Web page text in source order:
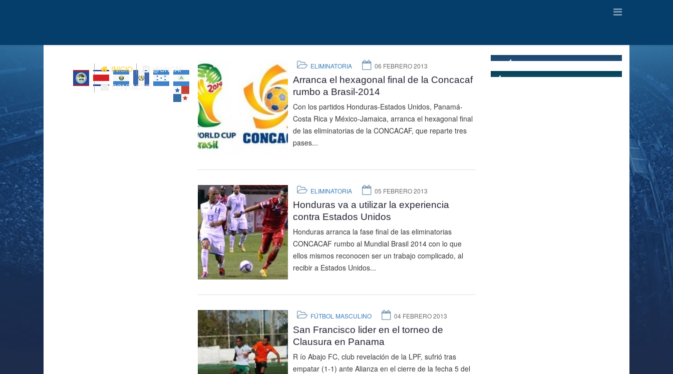
INICIO
@UNCAF
CONTACTO
ELIMINATORIA 06 FEBRERO 2013
Arranca el hexagonal final de la Concacaf
rumbo a Brasil-2014
Con los partidos Honduras-Estados Unidos, Panamá-
Costa Rica y México-Jamaica, arranca el hexagonal final
de las eliminatorias de la CONCACAF, que reparte tres
pases...
ELIMINATORIA 05 FEBRERO 2013
Honduras va a utilizar la experiencia
contra Estados Unidos
Honduras arranca la fase final de las eliminatorias
CONCACAF rumbo al Mundial Brasil 2014 con lo que
ellos mismos reconocen ser un trabajo complicado, al
recibir a Estados Unidos...
FÚTBOL MASCULINO 04 FEBRERO 2013
San Francisco lider en el torneo de
Clausura en Panama
R ío Abajo FC, club revelación de la LPF, sufrió tras
empatar (1-1) ante Alianza en el cierre de la fecha 5 del